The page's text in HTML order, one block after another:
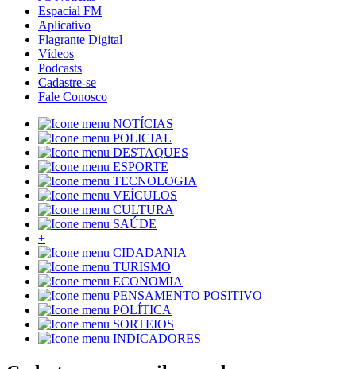
Espacial FM
Aplicativo
Flagrante Digital
Vídeos
Podcasts
Cadastre-se
Fale Conosco
NOTÍCIAS
POLICIAL
DESTAQUES
ESPORTE
TECNOLOGIA
VEÍCULOS
CULTURA
SAÚDE
+
CIDADANIA
TURISMO
ECONOMIA
PENSAMENTO POSITIVO
POLÍTICA
SORTEIOS
INDICADORES